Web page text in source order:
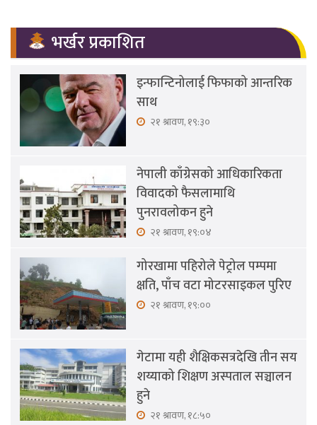
भर्खर प्रकाशित
इन्फान्टिनोलाई फिफाको आन्तरिक
साथ
२१ श्रावण, १९:३०
नेपाली काँग्रेसको आधिकारिकता
विवादको फैसलामाथि
पुनरावलोकन हुने
२१ श्रावण, १९:०४
गोरखामा पहिरोले पेट्रोल पम्पमा
क्षति, पाँच वटा मोटरसाइकल पुरिए
२१ श्रावण, १९:००
गेटामा यही शैक्षिकसत्रदेखि तीन सय
शय्याको शिक्षण अस्पताल सञ्चालन
हुने
२१ श्रावण, १८:५०